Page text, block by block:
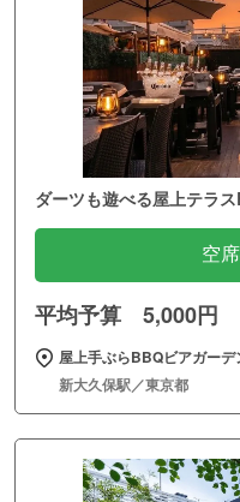
ダーツも遊べる屋上テラ
空
平均予算 5,000円
屋上手ぶらBBQビアガー
新大久保駅／東京都